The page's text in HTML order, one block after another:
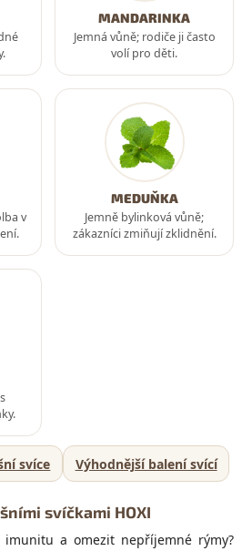
MANDARINKA
Jemná vůně; rodiče ji často
volí pro děti.
v
MEDUŇKA
Jemně bylinková vůně;
zákazníci zmiňují zklidnění.
svíce Výhodnější balení svící
svíčkami HOXI
imunitu a omezit nepříjemné rýmy?